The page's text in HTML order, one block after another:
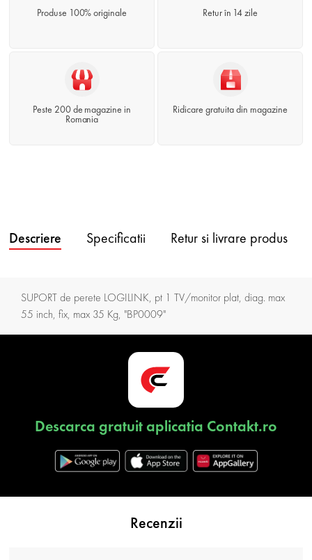
Produse 100% originale Retur în 14 zile
Peste 200 de magazine in
Romania
Ridicare gratuita din magazine
Descriere Specificatii Retur si livrare produs
SUPORT de perete LOGILINK, pt 1 TV/monitor plat, diag. max
55 inch, fix, max 35 Kg, "BP0009"
Descarca gratuit aplicatia Contakt.ro
Recenzii